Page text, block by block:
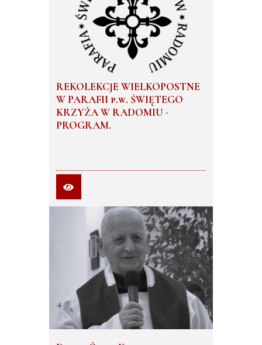
REKOLEKCJE WIELKOPOSTNE
W PARAFII p.w. ŚWIĘTEGO
KRZYŻA W RADOMIU -
PROGRAM.